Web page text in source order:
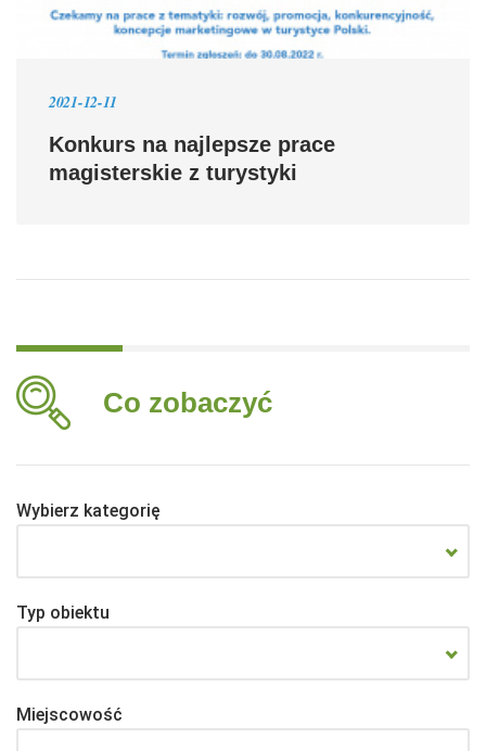
2021-12-11
Konkurs na najlepsze prace
magisterskie z turystyki
Co zobaczyć
Wybierz kategorię
Typ obiektu
Miejscowość